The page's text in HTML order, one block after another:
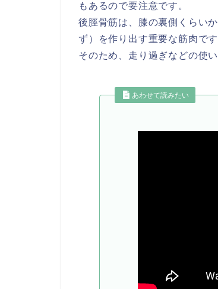
もあるので要注意です。
後脛骨筋は、膝の裏側くらい
ず）を作り出す重要な筋肉です
そのため、走り過ぎなどの使
あわせて読みたい